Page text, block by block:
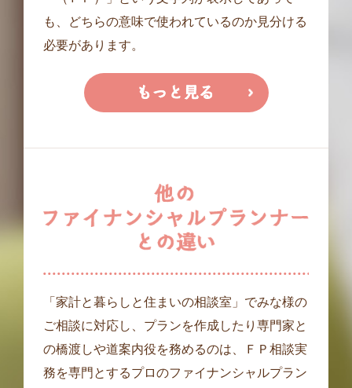
も、どちらの意味で使われているのか見分ける
必要があります。
「家計と暮らしと住まいの相談室」でみな様の
ご相談に対応し、プランを作成したり専門家と
の橋渡しや道案内役を務めるのは、ＦＰ相談実
務を専門とするプロのファイナンシャルプラン